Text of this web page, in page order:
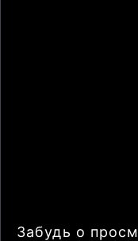
Забудь о